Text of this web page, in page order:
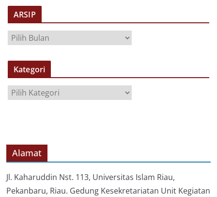
ARSIP
S
P
Kategori
r
i
Alamat
Jl. Kaharuddin Nst. 113, Universitas Islam Riau,
Pekanbaru, Riau. Gedung Kesekretariatan Unit Kegiatan